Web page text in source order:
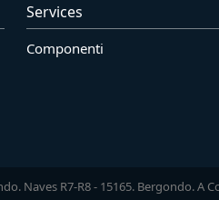
Services
Componenti
Naves R7-R8 - 15165. Bergondo. A